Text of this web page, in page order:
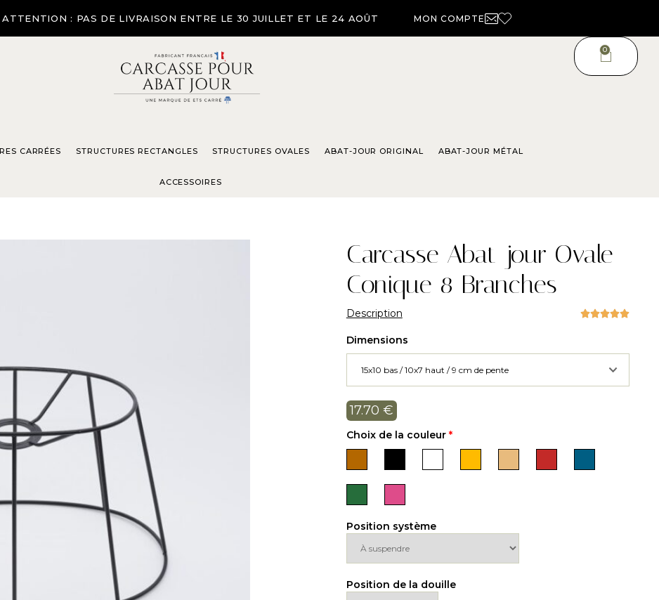
: PAS DE LIVRAISON ENTRE LE 30 JUILLET ET LE 24 AOÛT MON COMPTE
CARRÉES STRUCTURES RECTANGLES STRUCTURES OVALES ABAT-JOUR ORIGINAL ABAT-JOUR MÉTAL
ACCESSOIRES
0
Carcasse Abat-jour Ovale
Conique 8 Branches
Description 
Dimensions
17.70 €
Choix de la couleur *
Position système
Position de la douille